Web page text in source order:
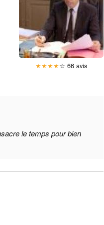
★★★★☆ 66 avis
le temps pour bien